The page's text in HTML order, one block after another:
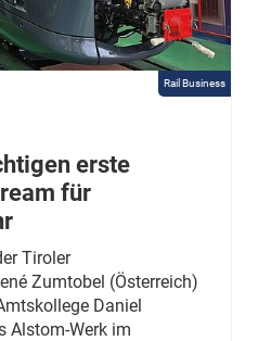
Rail Business
erste
für
Tiroler
Zumtobel (Österreich)
Daniel
Alstom-Werk im